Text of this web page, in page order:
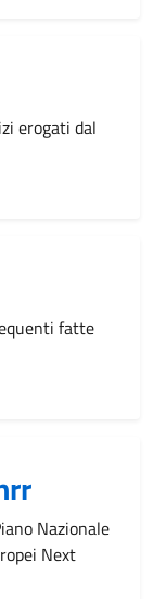
erogati dal
fatte
Nazionale
Next